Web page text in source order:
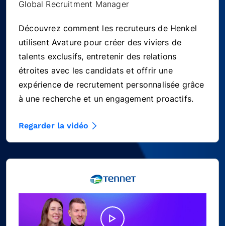
Global Recruitment Manager
Découvrez comment les recruteurs de Henkel
utilisent Avature pour créer des viviers de
talents exclusifs, entretenir des relations
étroites avec les candidats et offrir une
expérience de recrutement personnalisée grâce
à une recherche et un engagement proactifs.
Regarder la vidéo